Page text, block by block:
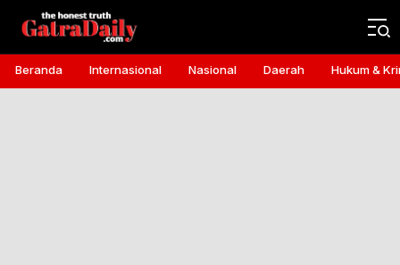
Gatra Daily
the honest truth
Beranda Internasional Nasional Daerah Hukum &